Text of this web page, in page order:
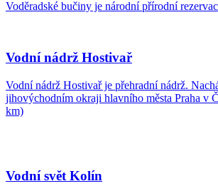
Voděradské bučiny je národní přírodní
Vodní nádrž Hostivař
Vodní nádrž Hostivař je přehradní nádrž.
jihovýchodním okraji hlavního města Praha v
km)
Vodní svět Kolín